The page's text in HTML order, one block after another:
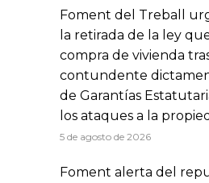
Foment del Treball
la retirada de la ley
compra de vivienda
contundente
de Garantías
los ataques a la
5 de agosto de 2026
Foment alerta del